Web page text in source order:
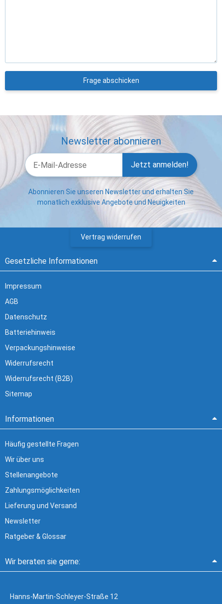
Frage abschicken
Newsletter abonnieren
Jetzt anmelden!
Abonnieren Sie unseren Newsletter und erhalten Sie
monatlich exklusive Angebote und Neuigkeiten
Vertrag widerrufen
Gesetzliche Informationen
Impressum
AGB
Datenschutz
Batteriehinweis
Verpackungshinweise
Widerrufsrecht
Widerrufsrecht (B2B)
Sitemap
Informationen
Häufig gestellte Fragen
Wir über uns
Stellenangebote
Zahlungsmöglichkeiten
Lieferung und Versand
Newsletter
Ratgeber & Glossar
Wir beraten sie gerne:
Hanns-Martin-Schleyer-Straße 12